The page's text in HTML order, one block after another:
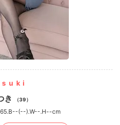
き （39）
(--).W--.H--cm